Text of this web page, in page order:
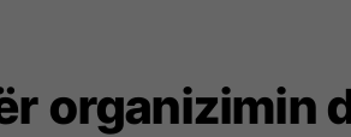
organizimin